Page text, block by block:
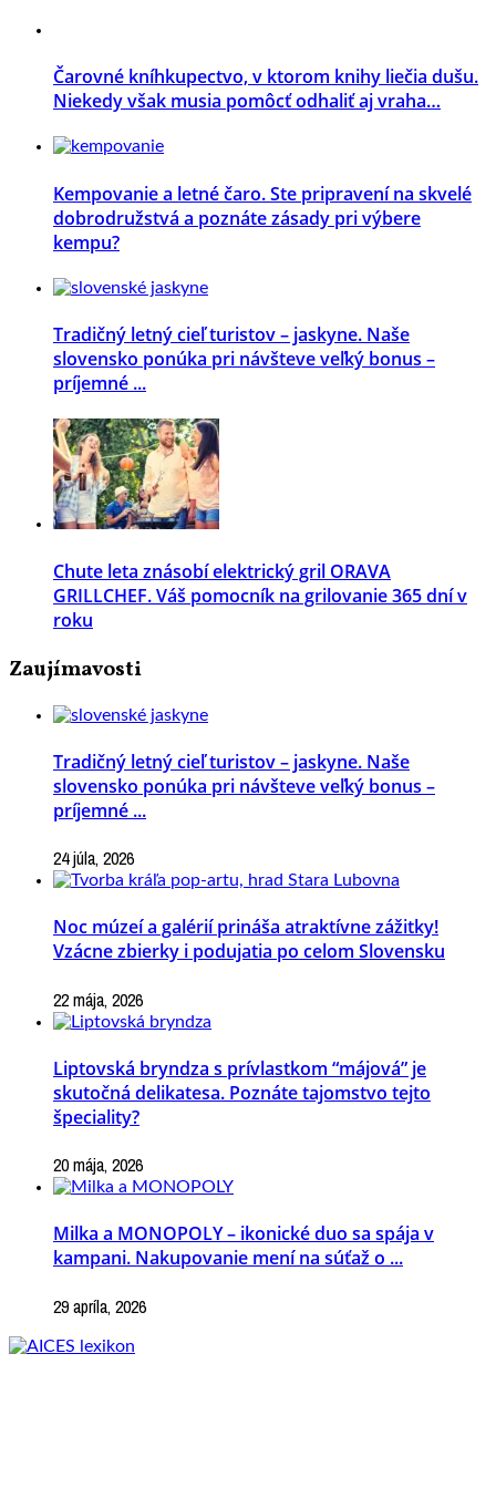
Čarovné kníhkupectvo, v ktorom knihy liečia dušu.
Niekedy však musia pomôcť odhaliť aj vraha…
Kempovanie a letné čaro. Ste pripravení na skvelé
dobrodružstvá a poznáte zásady pri výbere
kempu?
Tradičný letný cieľ turistov – jaskyne. Naše
slovensko ponúka pri návšteve veľký bonus –
príjemné ...
Chute leta znásobí elektrický gril ORAVA
GRILLCHEF. Váš pomocník na grilovanie 365 dní v
roku
Zaujímavosti
Tradičný letný cieľ turistov – jaskyne. Naše
slovensko ponúka pri návšteve veľký bonus –
príjemné ...
24 júla, 2026
Noc múzeí a galérií prináša atraktívne zážitky!
Vzácne zbierky i podujatia po celom Slovensku
22 mája, 2026
Liptovská bryndza s prívlastkom “májová” je
skutočná delikatesa. Poznáte tajomstvo tejto
špeciality?
20 mája, 2026
Milka a MONOPOLY – ikonické duo sa spája v
kampani. Nakupovanie mení na súťaž o ...
29 apríla, 2026